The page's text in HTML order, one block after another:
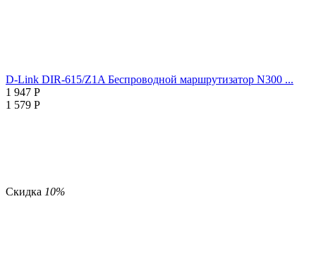
D-Link DIR-615/Z1A Беспроводной маршрутизатор N300 ...
1 947 Р
1 579 Р
Скидка 10%